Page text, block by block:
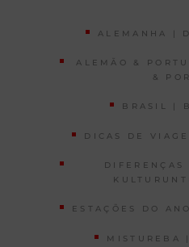
ALEMANHA |
ALEMÃO &
&
BRASIL |
DICAS DE
DIFERENÇAS
ESTAÇÕES DO
MISTUREBA